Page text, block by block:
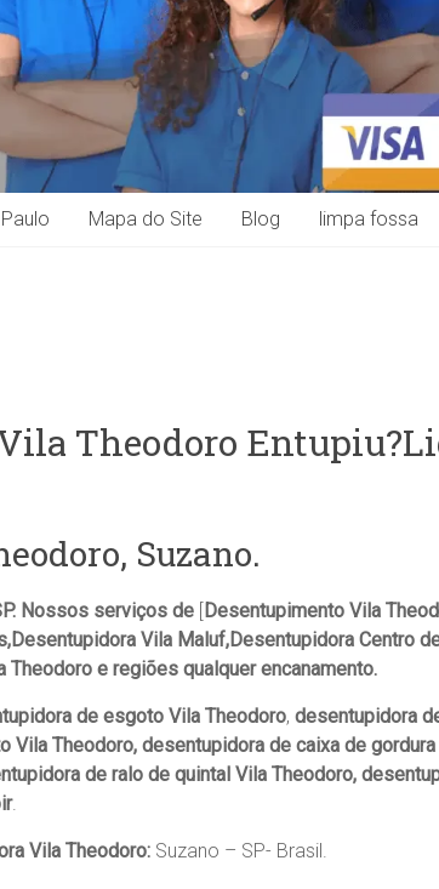
Mapa do Site Blog limpa fossa
Theodoro
Suzano.
Nossos serviços de Desentupimento Vila
Vila Maluf,Desentupidora Centro
Theodoro e regiões qualquer encanamento.
de esgoto Vila Theodoro, desentupidora
Theodoro, desentupidora de caixa de
de ralo de quintal Vila Theodoro,
.
Vila Theodoro: Suzano – SP- Brasil.